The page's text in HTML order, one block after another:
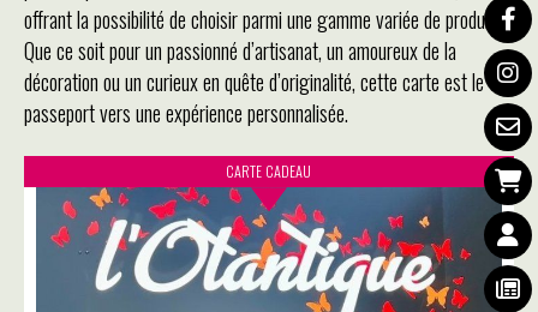
offrant la possibilité de choisir parmi une gamme variée de produits.
Que ce soit pour un passionné d’artisanat, un amoureux de la
décoration ou un curieux en quête d’originalité, cette carte est le
passeport vers une expérience personnalisée.
CARTE CADEAU